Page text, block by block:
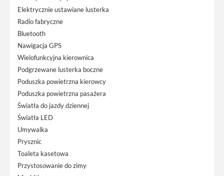
Elektrycznie ustawiane lusterka
Radio fabryczne
Bluetooth
Nawigacja GPS
Wielofunkcyjna kierownica
Podgrzewane lusterka boczne
Poduszka powietrzna kierowcy
Poduszka powietrzna pasażera
Światła do jazdy dziennej
Światła LED
Umywalka
Prysznic
Toaleta kasetowa
Przystosowanie do zimy